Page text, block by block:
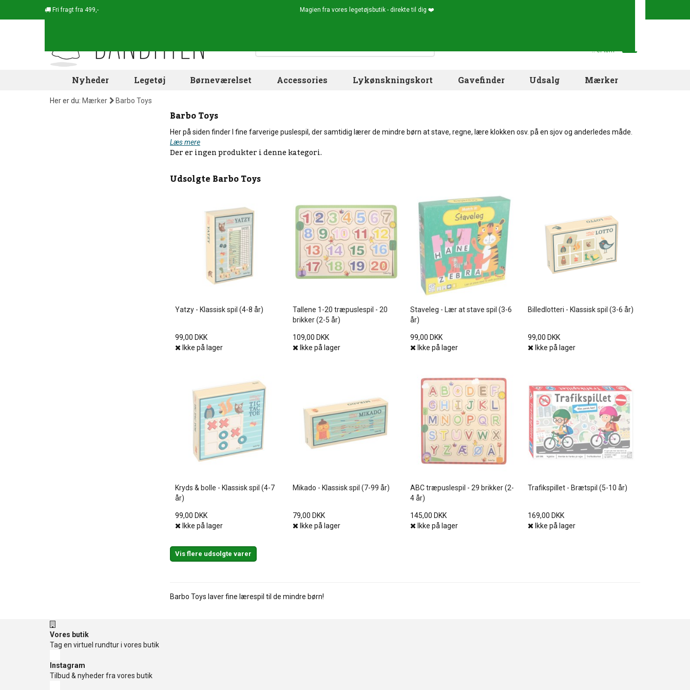
Fri fragt fra 499,- Magien fra vores legetøjsbutik - direkte til dig ❤️
.. er tom
Nyheder Legetøj Børneværelset Accessories Lykønskningskort Gavefinder Udsalg Mærker
Her er du: Mærker Barbo Toys
Barbo Toys
Her på siden finder I fine farverige puslespil, der samtidig lærer de mindre børn at stave, regne, lære klokken osv. på en sjov og anderledes måde.
Læs mere
Der er ingen produkter i denne kategori.
UdsolgteBarbo Toys
Yatzy - Klassisk spil (4-8 år)
99,00 DKK
Ikke på lager
Tallene 1-20 træpuslespil - 20
brikker (2-5 år)
109,00 DKK
Ikke på lager
Staveleg - Lær at stave spil (3-6
år)
99,00 DKK
Ikke på lager
Billedlotteri - Klassisk spil (3-6 år)
99,00 DKK
Ikke på lager
Kryds & bolle - Klassisk spil (4-7
år)
99,00 DKK
Ikke på lager
Mikado - Klassisk spil (7-99 år)
79,00 DKK
Ikke på lager
ABC træpuslespil - 29 brikker (2-
4 år)
145,00 DKK
Ikke på lager
Trafikspillet - Brætspil (5-10 år)
169,00 DKK
Ikke på lager
Vis flere udsolgte varer
Barbo Toys laver fine lærespil til de mindre børn!
Vores butik
Tag en virtuel rundtur i vores butik
Instagram
Tilbud & nyheder fra vores butik